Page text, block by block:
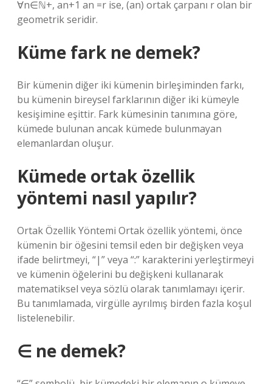
∀n∈ℕ+, an+1 an =r ise, (an) ortak çarpanı r olan bir
geometrik seridir.
Küme fark ne demek?
Bir kümenin diğer iki kümenin birleşiminden farkı,
bu kümenin bireysel farklarının diğer iki kümeyle
kesişimine eşittir. Fark kümesinin tanımına göre,
kümede bulunan ancak kümede bulunmayan
elemanlardan oluşur.
Kümede ortak özellik
yöntemi nasıl yapılır?
Ortak Özellik Yöntemi Ortak özellik yöntemi, önce
kümenin bir öğesini temsil eden bir değişken veya
ifade belirtmeyi, “|” veya “:” karakterini yerleştirmeyi
ve kümenin öğelerini bu değişkeni kullanarak
matematiksel veya sözlü olarak tanımlamayı içerir.
Bu tanımlamada, virgülle ayrılmış birden fazla koşul
listelenebilir.
∈ ne demek?